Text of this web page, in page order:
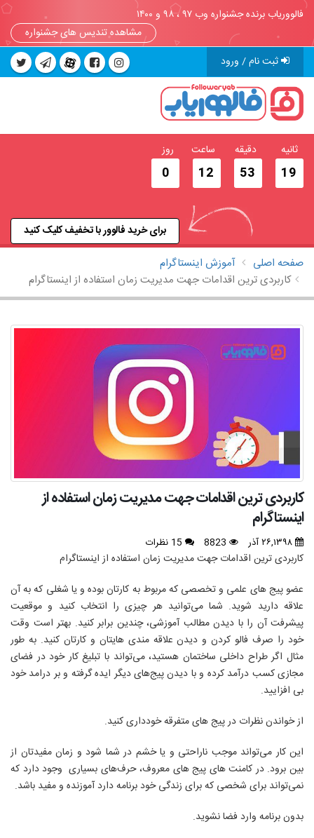
فالووریاب برنده جشنواره وب ۹۷ ، ۹۸ و ۱۴۰۰
مشاهده تندیس های جشنواره
ثبت نام / ورود
18
ثانیه
53
دقیقه
12
ساعت
0
روز
برای خرید فالوور با تخفیف کلیک کنید
صفحه اصلی
آموزش اینستاگرام
کاربردی‌ ترین اقدامات جهت مديريت زمان استفاده از اينستاگرام
کاربردی‌ ترین اقدامات جهت مديريت زمان استفاده از
اينستاگرام
کاربردی‌ ترین اقدامات جهت مديريت زمان استفاده از اينستاگرام
عضو پیج های علمی و تخصصی که مربوط به کارتان بوده و یا شغلی که به آن
علاقه دارید شوید. شما می‌توانید هر چیزی را انتخاب کنید و موقعیت
پیشرفت آن را با دیدن مطالب آموزشی، چندین برابر کنید. بهتر است وقت
خود را صرف فالو کردن و دیدن علاقه‌ مندی هایتان و کارتان کنید. به طور
مثال اگر طراح داخلی ساختمان هستيد، می‌تواند با تبليغ کار خود در فضای
مجازی کسب درآمد کرده و با دیدن پیج‌های دیگر ایده گرفته و بر درامد خود
بی افزایید.
از خواندن نظرات در پیج های متفرقه خودداری کنید.
این کار می‌تواند موجب ناراحتی و یا خشم در شما شود و زمان مفيدتان از
بین برود. در کامنت های پيج های معروف، حرف‌های بسیاری وجود دارد که
نمی‌تواند برای شخصی که برای زندگی خود برنامه دارد آموزنده و مفید باشد.
بدون برنامه وارد فضا نشوید.